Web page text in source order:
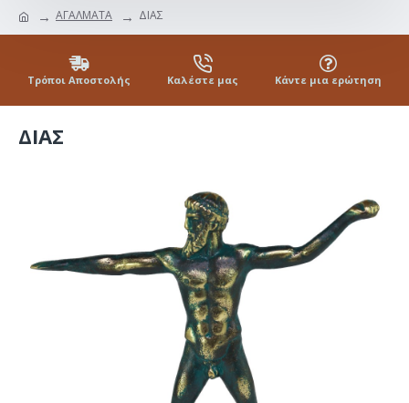
ΑΓΑΛΜΑΤΑ ΔΙΑΣ
Τρόποι Αποστολής Καλέστε μας Κάντε μια ερώτηση
ΔΙΑΣ